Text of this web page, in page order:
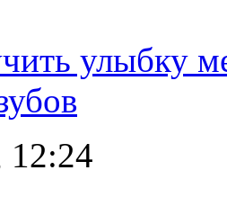
улыбку
12:24